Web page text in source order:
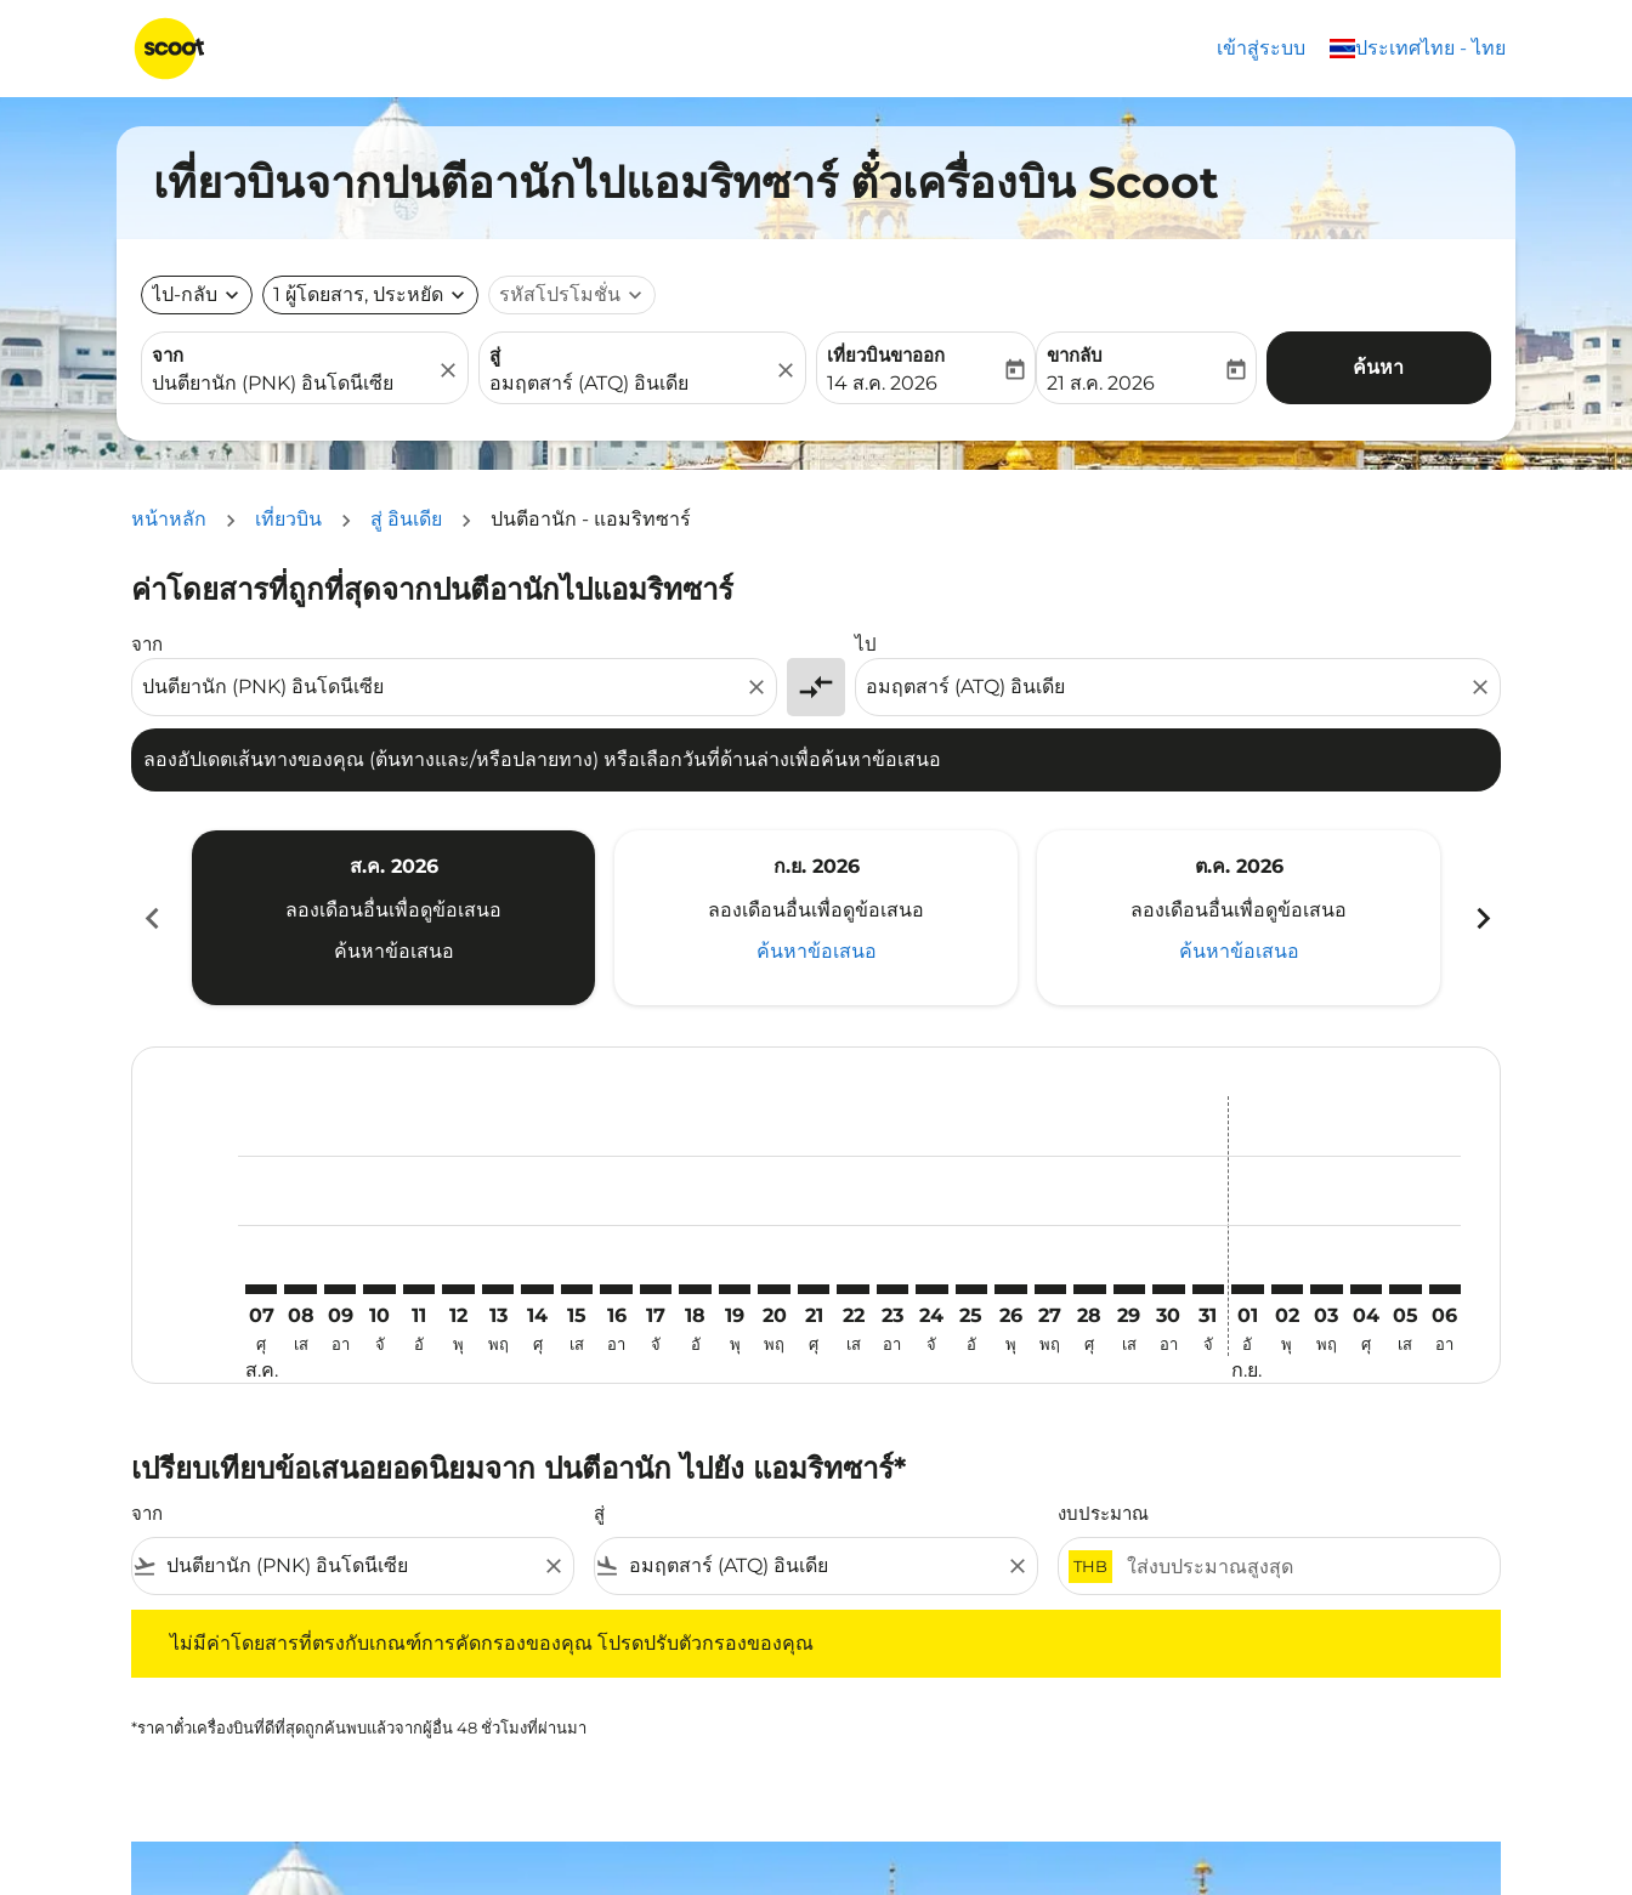
เข้าสู่ระบบ ประเทศไทย - ไทย
keyboard_arrow_down
เที่ยวบินจากปนตีอานักไปแอมริทซาร์ ตั๋วเครื่องบิน Scoot
ไป-กลับ expand_more 1 ผู้โดยสาร, ประหยัด expand_more รหัสโปรโมชั่น expand_more
จาก
close
สู่
close
เที่ยวบินขาออก
fc-booking-departure-date-aria-label
14 ส.ค. 2026
today
ขากลับ
fc-booking-return-date-aria-label
21 ส.ค. 2026
today ค้นหา
หน้าหลัก เที่ยวบิน สู่ อินเดีย ปนตีอานัก - แอมริทซาร์
ค่าโดยสารที่ถูกที่สุดจากปนตีอานักไปแอมริทซาร์
จาก
close compare_arrows
ไป
close
ลองอัปเดตเส้นทางของคุณ (ต้นทางและ/หรือปลายทาง) หรือเลือกวันที่ด้านล่างเพื่อค้นหาข้อเสนอ
ลองอัปเดตเส้นทางของคุณ (ต้นทางและ/หรือปลายทาง) หรือเลือกวันที่ด้านล่างเพื่อค้นหาข้อเสนอ
chevron_left
ส.ค. 2026
ลองเดือนอื่นเพื่อดูข้อเสนอ
ค้นหาข้อเสนอ
ก.ย. 2026
ลองเดือนอื่นเพื่อดูข้อเสนอ
ค้นหาข้อเสนอ
ต.ค. 2026
ลองเดือนอื่นเพื่อดูข้อเสนอ
ค้นหาข้อเสนอ
chevron_right
07
ศุ
ส.ค.
08
เส
09
อา
10
จั
11
อั
12
พุ
13
พฤ
14
ศุ
15
เส
16
อา
17
จั
18
อั
19
พุ
PNK–ATQ: cmp-view-offers-disclaimer. ค้นหาข้อเสนอ
20
พฤ
PNK–ATQ: cmp-view-offers-disclaimer. ค้นหาข้อเสนอ
21
ศุ
PNK–ATQ: cmp-view-offers-disclaimer. ค้นหาข้อเสนอ
22
เส
PNK–ATQ: cmp-view-offers-disclaimer. ค้นหาข้อเสนอ
23
อา
PNK–ATQ: cmp-view-offers-disclaimer. ค้นหาข้อเสนอ
24
จั
PNK–ATQ: cmp-view-offers-disclaimer. ค้นหาข้อเสนอ
25
อั
PNK–ATQ: cmp-view-offers-disclaimer. ค้นหาข้อเสนอ
26
พุ
PNK–ATQ: cmp-view-offers-disclaimer. ค้นหาข้อเสนอ
27
พฤ
PNK–ATQ: cmp-view-offers-disclaimer. ค้นหาข้อเสนอ
28
ศุ
PNK–ATQ: cmp-view-offers-disclaimer. ค้นหาข้อเสนอ
29
เส
PNK–ATQ: cmp-view-offers-disclaimer. ค้นหาข้อเสนอ
30
อา
PNK–ATQ: cmp-view-offers-disclaimer. ค้นหาข้อ
31
จั
01
อั
ก.ย.
02
พุ
03
พฤ
04
ศุ
05
เส
06
อา
เปรียบเทียบข้อเสนอยอดนิยมจาก ปนตีอานัก ไปยัง แอมริทซาร์*
จาก
flight_takeoff close
สู่
flight_land close
งบประมาณ
THB
ไม่มีค่าโดยสารที่ตรงกับเกณฑ์การคัดกรองของคุณ โปรดปรับตัวกรองของคุณ
*ราคาตั๋วเครื่องบินที่ดีที่สุดถูกค้นพบแล้วจากผู้อื่น 48 ชั่วโมงที่ผ่านมา